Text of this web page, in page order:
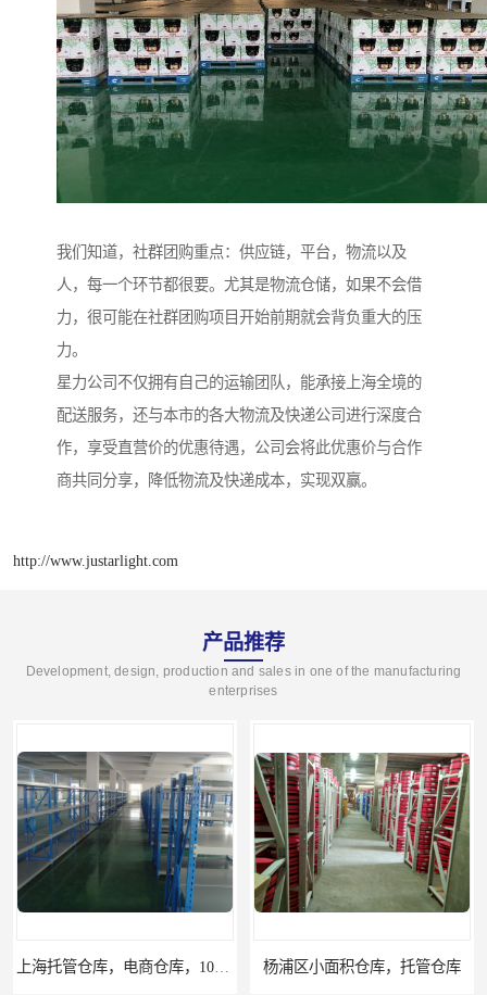
我们知道，社群团购重点：供应链，平台，物流以及
人，每一个环节都很要。尤其是物流仓储，如果不会借
力，很可能在社群团购项目开始前期就会背负重大的压
力。
星力公司不仅拥有自己的运输团队，能承接上海全境的
配送服务，还与本市的各大物流及快递公司进行深度合
作，享受直营价的优惠待遇，公司会将此优惠价与合作
商共同分享，降低物流及快递成本，实现双赢。
http://www.justarlight.com
产品推荐
Development, design, production and sales in one of the manufacturing
enterprises
杨浦区小面积仓库，托管仓库